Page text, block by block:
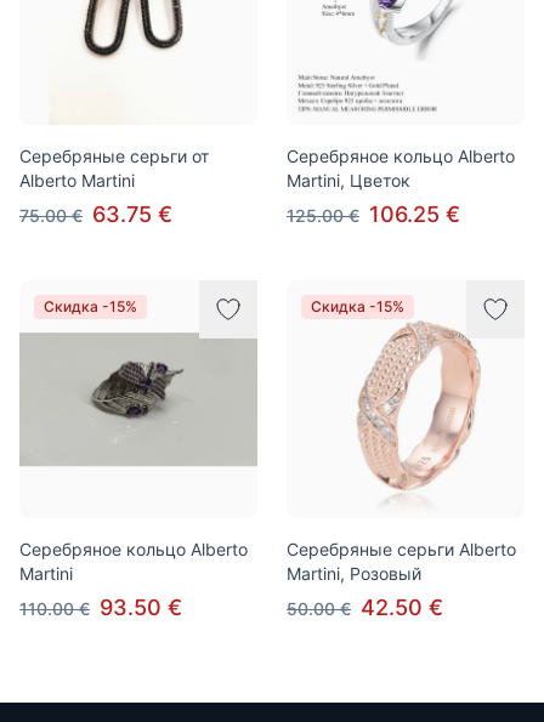
Серебряные серьги от
Alberto Martini
75.00 € 63.75 €
Серебряное кольцо Alberto
Martini, Цветок
125.00 € 106.25 €
Скидка -15%
Серебряное кольцо Alberto
Martini
110.00 € 93.50 €
Скидка -15%
Серебряные серьги Alberto
Martini, Розовый
50.00 € 42.50 €